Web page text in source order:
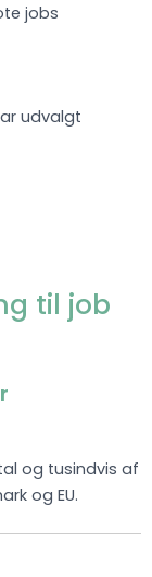
jobs
udvalgt
til job
og tusindvis af
og EU.